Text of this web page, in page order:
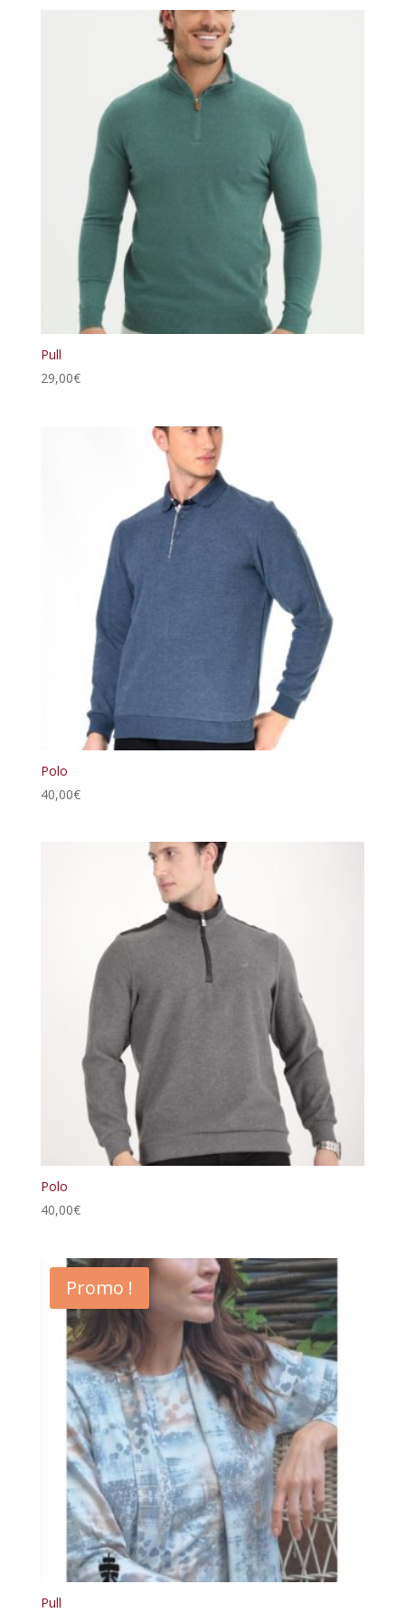
Pull
29,00€
Polo
40,00€
Polo
40,00€
Promo !
Pull